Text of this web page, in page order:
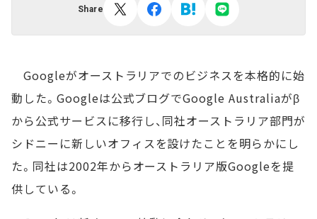
Share
Googleがオーストラリアでのビジネスを本格的に始
動した。Googleは公式ブログでGoogle Australiaがβ
から公式サービスに移行し、同社オーストラリア部門が
シドニーに新しいオフィスを設けたことを明らかにし
た。同社は2002年からオーストラリア版Googleを提
供している。